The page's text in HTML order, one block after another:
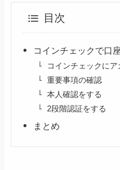
目次
コインチェックで口
コインチェックに
重要事項の確認
本人確認をする
2段階認証をする
まとめ